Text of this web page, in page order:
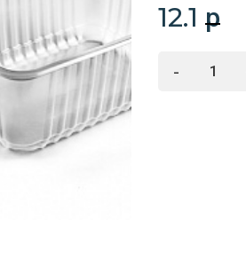
12.1 p
-